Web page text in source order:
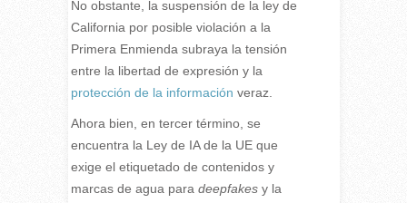
No obstante, la suspensión de la ley de
California por posible violación a la
Primera Enmienda subraya la tensión
entre la libertad de expresión y la
protección de la información veraz.
Ahora bien, en tercer término, se
encuentra la Ley de IA de la UE que
exige el etiquetado de contenidos y
marcas de agua para deepfakesy la